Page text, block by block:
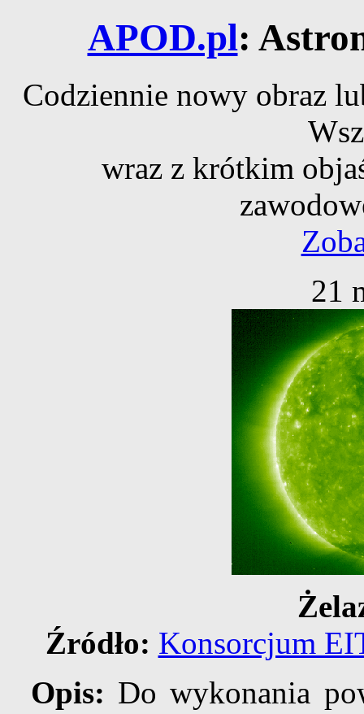
APOD.pl:
Codziennie nowy obraz
wraz z krótkim
21
Źródło: Konsorcjum
Opis: Do wykonania